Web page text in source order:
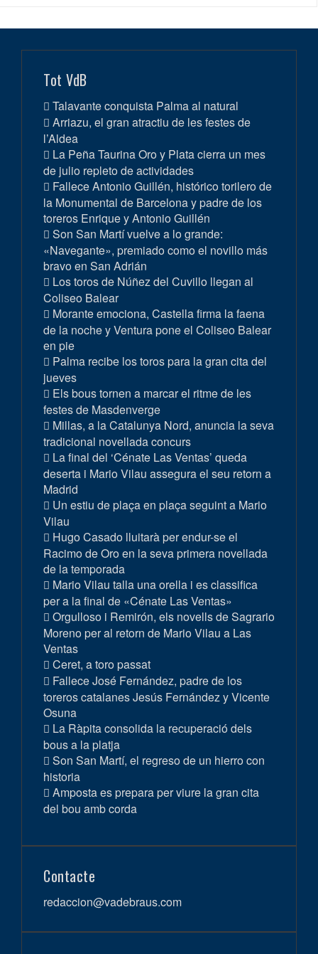
Tot VdB
Talavante conquista Palma al natural
Arriazu, el gran atractiu de les festes de
l’Aldea
La Peña Taurina Oro y Plata cierra un mes
de julio repleto de actividades
Fallece Antonio Guillén, histórico torilero de
la Monumental de Barcelona y padre de los
toreros Enrique y Antonio Guillén
Son San Martí vuelve a lo grande:
«Navegante», premiado como el novillo más
bravo en San Adrián
Los toros de Núñez del Cuvillo llegan al
Coliseo Balear
Morante emociona, Castella firma la faena
de la noche y Ventura pone el Coliseo Balear
en pie
Palma recibe los toros para la gran cita del
jueves
Els bous tornen a marcar el ritme de les
festes de Masdenverge
Millas, a la Catalunya Nord, anuncia la seva
tradicional novellada concurs
La final del ‘Cénate Las Ventas’ queda
deserta i Mario Vilau assegura el seu retorn a
Madrid
Un estiu de plaça en plaça seguint a Mario
Vilau
Hugo Casado lluitarà per endur-se el
Racimo de Oro en la seva primera novellada
de la temporada
Mario Vilau talla una orella i es classifica
per a la final de «Cénate Las Ventas»
Orgulloso i Remirón, els novells de Sagrario
Moreno per al retorn de Mario Vilau a Las
Ventas
Ceret, a toro passat
Fallece José Fernández, padre de los
toreros catalanes Jesús Fernández y Vicente
Osuna
La Ràpita consolida la recuperació dels
bous a la platja
Son San Martí, el regreso de un hierro con
historia
Amposta es prepara per viure la gran cita
del bou amb corda
Contacte
redaccion@vadebraus.com